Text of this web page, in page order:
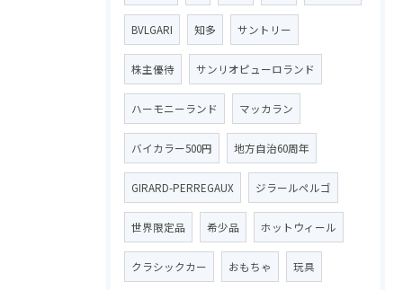
BVLGARI 知多 サントリー
株主優待 サンリオピューロランド
ハーモニーランド マッカラン
バイカラー500円 地方自治60周年
GIRARD-PERREGAUX ジラールペルゴ
世界限定品 希少品 ホットウィール
クラシックカー おもちゃ 玩具